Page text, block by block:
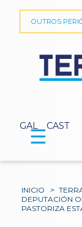
GAL CAST
OUTROS
☰
INICIO >
DEPUTACIÓN
PASTORIZA